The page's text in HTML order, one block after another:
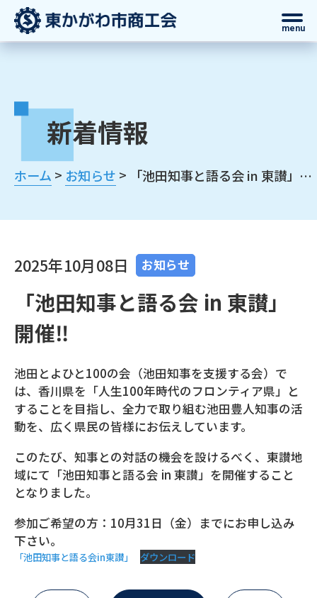
menu
新着情報
ホーム > お知らせ > 「池田知事と語る会 in 東讃」開催‼
2025年10月08日 お知らせ
「池田知事と語る会 in 東讃」
開催‼
池田とよひと100の会（池田知事を支援する会）で
は、香川県を「人生100年時代のフロンティア県」と
することを目指し、全力で取り組む池田豊人知事の活
動を、広く県民の皆様にお伝えしています。
このたび、知事との対話の機会を設けるべく、東讃地
域にて「池田知事と語る会 in 東讃」を開催すること
となりました。
参加ご希望の方：10月31日（金）までにお申し込み
下さい。
「池田知事と語る会in東讃」 ダウンロード